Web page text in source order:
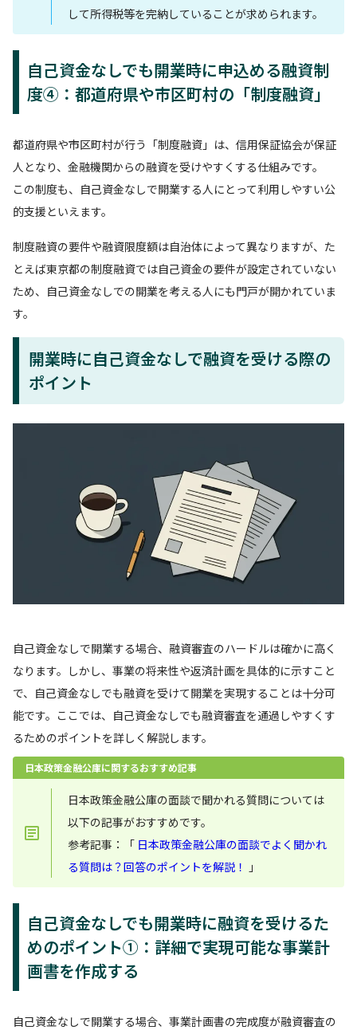
して所得税等を完納していることが求められます。
自己資金なしでも開業時に申込める融資制
度④：都道府県や市区町村の「制度融資」
都道府県や市区町村が行う「制度融資」は、信用保証協会が保証
人となり、金融機関からの融資を受けやすくする仕組みです。
この制度も、自己資金なしで開業する人にとって利用しやすい公
的支援といえます。
制度融資の要件や融資限度額は自治体によって異なりますが、た
とえば東京都の制度融資では自己資金の要件が設定されていない
ため、自己資金なしでの開業を考える人にも門戸が開かれていま
す。
開業時に自己資金なしで融資を受ける際の
ポイント
自己資金なしで開業する場合、融資審査のハードルは確かに高く
なります。しかし、事業の将来性や返済計画を具体的に示すこと
で、自己資金なしでも融資を受けて開業を実現することは十分可
能です。ここでは、自己資金なしでも融資審査を通過しやすくす
るためのポイントを詳しく解説します。
日本政策金融公庫に関するおすすめ記事
日本政策金融公庫の面談で聞かれる質問については
以下の記事がおすすめです。
参考記事：「 日本政策金融公庫の面談でよく聞かれ
る質問は？回答のポイントを解説！
」
自己資金なしでも開業時に融資を受けるた
めのポイント①：詳細で実現可能な事業計
画書を作成する
自己資金なしで開業する場合、事業計画書の完成度が融資審査の